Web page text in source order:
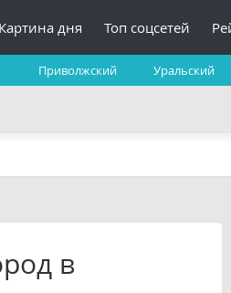
Картина дня Топ соцсетей
Приволжский Уральский
в